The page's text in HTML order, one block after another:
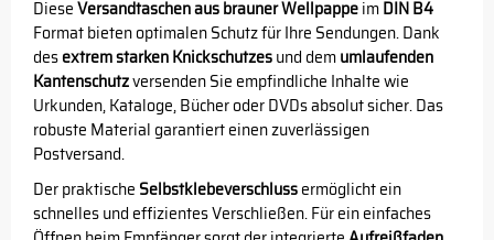
DieseVersandtaschen aus brauner WellpappeimDIN B4
Format bieten optimalen Schutz für Ihre Sendungen. Dank
desextrem starken Knickschutzesund demumlaufenden
Kantenschutzversenden Sie empfindliche Inhalte wie
Urkunden, Kataloge, Bücher oder DVDs absolut sicher. Das
robuste Material garantiert einen zuverlässigen
Postversand.
Der praktische Selbstklebeverschlussermöglicht ein
schnelles und effizientes Verschließen. Für ein einfaches